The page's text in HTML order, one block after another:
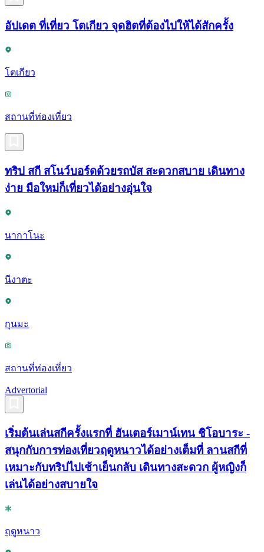
อัปเดต ที่เที่ยว โตเกียว จุดฮิตที่ต้องไปให้ได้สักครั้ง
โตเกียว
สถานที่ท่องเที่ยว
ทริป สกี สโนว์บอร์ดด้วยรถบัส สะดวกสบาย เดินทาง
ง่าย มือใหม่ก็เที่ยวได้อย่างอุ่นใจ
นากาโนะ
นีงาตะ
กุนมะ
สถานที่ท่องเที่ยว
Advertorial
เริ่มต้นเล่นสกีครั้งแรกที่ ฮันเตอร์เมาน์เทน ชิโอบาระ -
สนุกกับการท่องเที่ยวฤดูหนาวได้อย่างเต็มที่ ลานสกีที่
เหมาะกับทริปไปเช้าเย็นกลับ เดินทางสะดวก ผู้หญิงก็
เล่นได้อย่างสบายใจ
ฤดูหนาว